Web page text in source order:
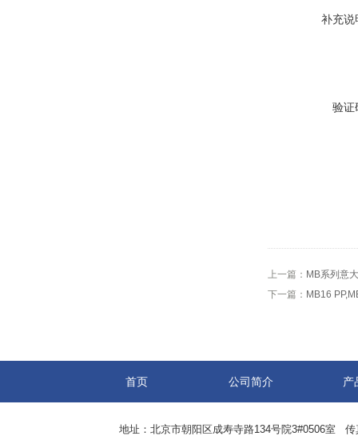
补充说
验证
上一篇： MB系列意
下一篇： MB16
首页 公司简介 产
地址：北京市朝阳区成寿寺路134号院3#0506室